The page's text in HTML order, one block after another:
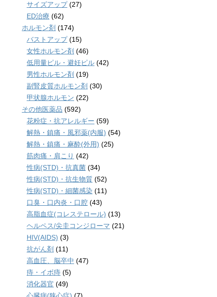
サイズアップ(27)
ED治療 (62)
ホルモン剤 (174)
バストアップ(15)
女性ホルモン剤 (46)
低用量ピル・避妊ピル (42)
男性ホルモン剤 (19)
副腎皮質ホルモン剤 (30)
甲状腺ホルモン (22)
その他医薬品 (592)
花粉症・抗アレルギー (59)
解熱・鎮痛・風邪薬(内服) (54)
解熱・鎮痛・麻酔(外用) (25)
筋肉痛・肩こり (42)
性病(STD)・抗真菌 (34)
性病(STD)・抗生物質 (52)
性病(STD)・細菌感染 (11)
口臭・口内炎・口腔 (43)
高脂血症(コレステロール) (13)
ヘルペス/尖圭コンジローマ (21)
HIV(AIDS) (3)
抗がん剤 (11)
高血圧、脳卒中 (47)
痔・イボ痔 (5)
消化器官 (49)